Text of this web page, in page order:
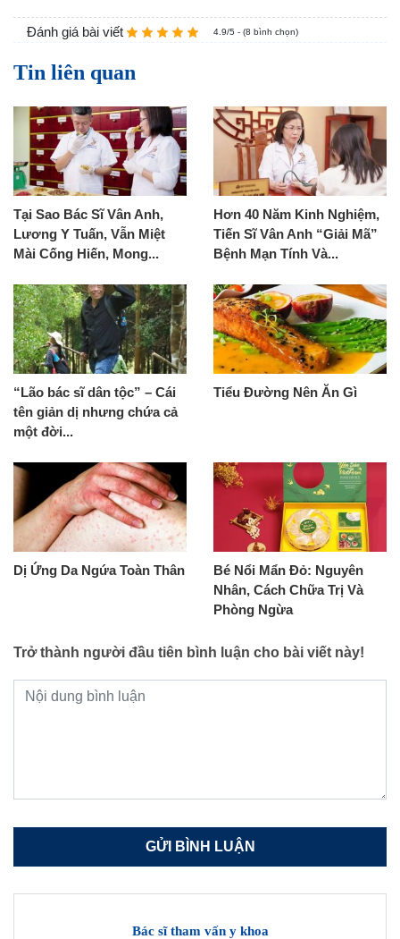
Đánh giá bài viết 4.9/5 - (8 bình chọn)
Tin liên quan
Tại Sao Bác Sĩ Vân Anh,
Lương Y Tuấn, Vẫn Miệt
Mài Cống Hiến, Mong...
Hơn 40 Năm Kinh Nghiệm,
Tiến Sĩ Vân Anh “Giải Mã”
Bệnh Mạn Tính Và...
“Lão bác sĩ dân tộc” – Cái
tên giản dị nhưng chứa cả
một đời...
Tiểu Đường Nên Ăn Gì
Dị Ứng Da Ngứa Toàn Thân
Bé Nổi Mẩn Đỏ: Nguyên
Nhân, Cách Chữa Trị Và
Phòng Ngừa
Trở thành người đầu tiên bình luận cho bài viết này!
Bác sĩ tham vấn y khoa